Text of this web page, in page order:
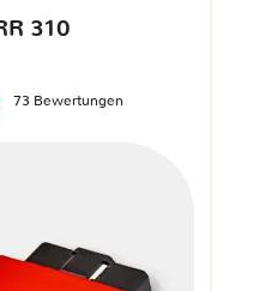
310
73 Bewertungen